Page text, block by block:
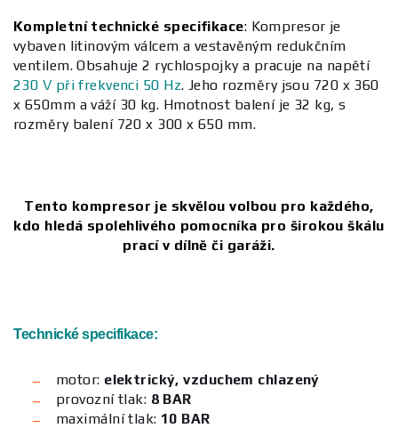
Kompletní technické specifikace: Kompresor je
vybaven litinovým válcem a vestavěným redukčním
ventilem. Obsahuje 2 rychlospojky a pracuje na napětí
230 V při frekvenci 50 Hz. Jeho rozměry jsou 720 x 360
x 650mm a váží 30 kg. Hmotnost balení je 32 kg, s
rozměry balení 720 x 300 x 650 mm.
Tento kompresor je skvělou volbou pro každého,
kdo hledá spolehlivého pomocníka pro širokou škálu
prací v dílně či garáži.
Technické specifikace:
motor: elektrický, vzduchem chlazený
provozní tlak: 8 BAR
maximální tlak: 10 BAR